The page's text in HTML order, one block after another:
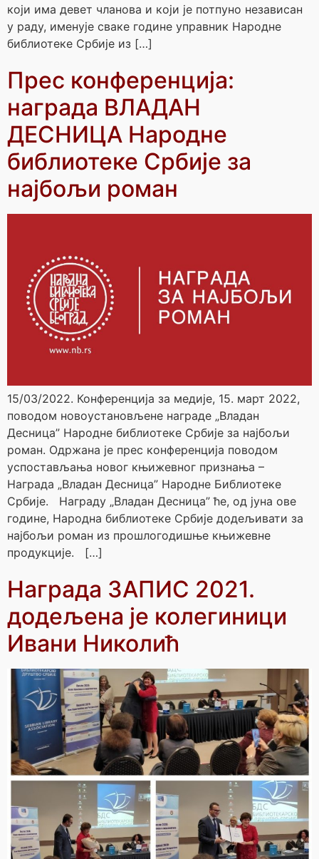
који има девет чланова и који је потпуно независан
у раду, именује сваке године управник Народне
библиотеке Србије из […]
Прес конференција:
награда ВЛАДАН
ДЕСНИЦА Народне
библиотеке Србије за
најбољи роман
15/03/2022. Конференција за медије, 15. март 2022,
поводом новоустановљене награде „Владан
Десница” Народне библиотеке Србије за најбољи
роман. Oдржана je прес конференција поводом
успостављања новог књижевног признања –
Награда „Владан Десница” Народне Библиотеке
Србије. Награду „Владан Десница” ће, од јуна ове
године, Народна библиотеке Србије додељивати за
најбољи роман из прошлогодишње књижевне
продукције. […]
Награда ЗАПИС 2021.
додељена је колегиници
Ивани Николић